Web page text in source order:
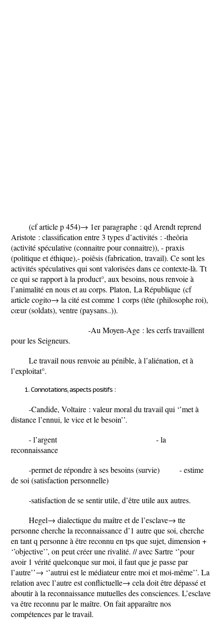
(cf article p 454)→ 1erparagraphe : qd Arendt reprend
Aristote : classification entre 3 types d’activités : -theôria
(activité spéculative (connaitre pour connaitre)), - praxis
(politique et éthique),- poiêsis (fabrication, travail). Ce sont les
activités spéculatives qui sont valorisées dans ce contexte-là. Tt
ce qui se rapport à la product°, aux besoins, nous renvoie à
l’animalité en nous et au corps. Platon, La République (cf
article cogito→ la cité est comme 1 corps (tête (philosophe roi),
cœur (soldats), ventre (paysans..)).
-Au Moyen-Age : les cerfs travaillent
pour les Seigneurs.
Le travail nous renvoie au pénible, à l’aliénation, et à
l’exploitat°.
Connotations, aspects positifs :
-Candide, Voltaire : valeur moral du travail qui ‘’met à
distance l’ennui, le vice et le besoin’’.
- l’argent - la
reconnaissance
-permet de répondre à ses besoins (survie) - estime
de soi (satisfaction personnelle)
-satisfaction de se sentir utile, d’être utile aux autres.
Hegel→ dialectique du maître et de l’esclave→ tte
personne cherche la reconnaissance d’1 autre que soi, cherche
en tant q personne à être reconnu en tps que sujet, dimension +
‘’objective’’, on peut créer une rivalité. // avec Sartre ‘’pour
avoir 1 vérité quelconque sur moi, il faut que je passe par
l’autre’’→ ‘’autrui est le médiateur entre moi et moi-même’’. La
relation avec l’autre est conflictuelle→ cela doit être dépassé et
aboutir à la reconnaissance mutuelles des consciences. L’esclave
va être reconnu par le maître. On fait apparaître nos
compétences par le travail.